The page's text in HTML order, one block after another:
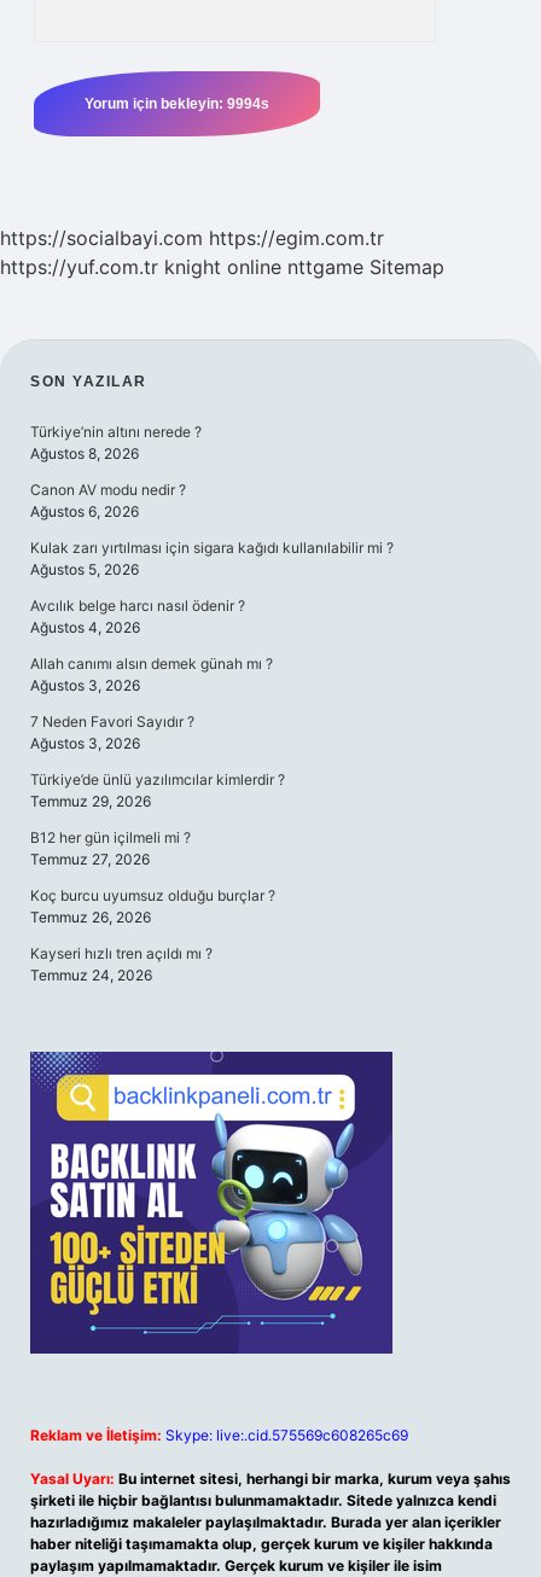
https://socialbayi.com https://egim.com.tr
https://yuf.com.tr knight online nttgame Sitemap
SIDEBAR
SON YAZILAR
Türkiye’nin altını nerede ?
Ağustos 8, 2026
Canon AV modu nedir ?
Ağustos 6, 2026
Kulak zarı yırtılması için sigara kağıdı kullanılabilir mi ?
Ağustos 5, 2026
Avcılık belge harcı nasıl ödenir ?
Ağustos 4, 2026
Allah canımı alsın demek günah mı ?
Ağustos 3, 2026
7 Neden Favori Sayıdır ?
Ağustos 3, 2026
Türkiye’de ünlü yazılımcılar kimlerdir ?
Temmuz 29, 2026
B12 her gün içilmeli mi ?
Temmuz 27, 2026
Koç burcu uyumsuz olduğu burçlar ?
Temmuz 26, 2026
Kayseri hızlı tren açıldı mı ?
Temmuz 24, 2026
Reklam ve İletişim: Skype: live:.cid.575569c608265c69
Yasal Uyarı: Bu internet sitesi, herhangi bir marka, kurum veya şahıs
şirketi ile hiçbir bağlantısı bulunmamaktadır. Sitede yalnızca kendi
hazırladığımız makaleler paylaşılmaktadır. Burada yer alan içerikler
haber niteliği taşımamakta olup, gerçek kurum ve kişiler hakkında
paylaşım yapılmamaktadır. Gerçek kurum ve kişiler ile isim